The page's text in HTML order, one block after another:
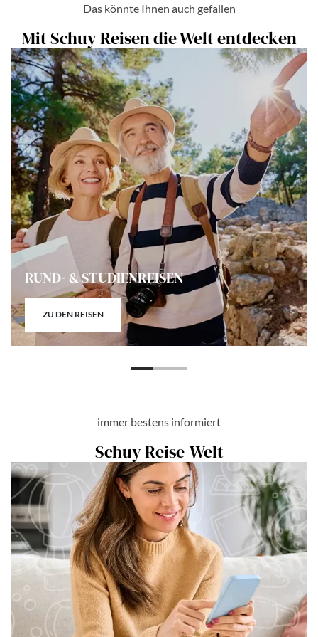
Das könnte Ihnen auch gefallen
Mit Schuy Reisen die Welt entdecken
RUND- & STUDIENREISEN
ZU DEN REISEN
immer bestens informiert
Schuy Reise-Welt